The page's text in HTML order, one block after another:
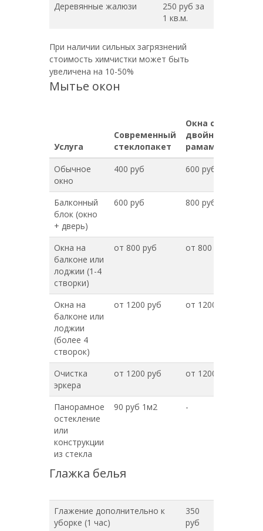
Деревянные жалюзи
250 руб за
1 кв.м.
При наличии сильных загрязнений
стоимость химчистки может быть
увеличена на 10-50%
Мытье окон
Услуга
Современный
стеклопакет
Окна с
двойными
рамами
Обычное
окно
400 руб 600 руб
Балконный
блок (окно
+ дверь)
600 руб 800 руб
Окна на
балконе или
лоджии (1-4
створки)
от 800 руб от 800 руб
Окна на
балконе или
лоджии
(более 4
створок)
от 1200 руб от 1200 руб
Очистка
эркера
от 1200 руб от 1200 руб
Панорамное
остекление
или
конструкции
из стекла
90 руб 1м2 -
Глажка белья
Глажение дополнительно к
уборке (1 час)
350
руб